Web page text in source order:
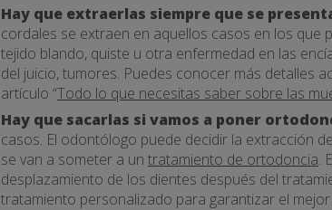
Hay que extraerlas siempre que se
cordales se extraen en aquellos casos en los
tejido blando, quiste u otra enfermedad en las
del juicio, tumores. Puedes conocer más detalles
artículo “Todo lo que necesitas saber sobre las
Hay que sacarlas si vamos a poner
casos. El odontólogo puede decidir la extracción
se van a someter a un tratamiento de ortodoncia.
desplazamiento de los dientes después del
tratamiento personalizado para garantizar el